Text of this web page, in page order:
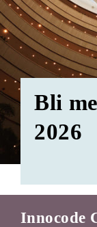
Bli
2026
Innocode